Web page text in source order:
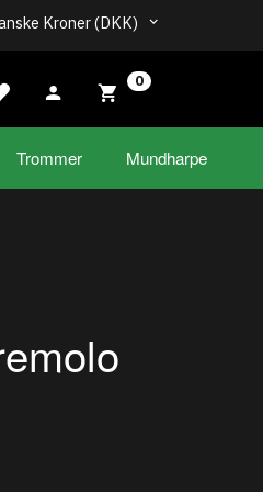
Kroner (DKK)
0
Trommer Mundharpe